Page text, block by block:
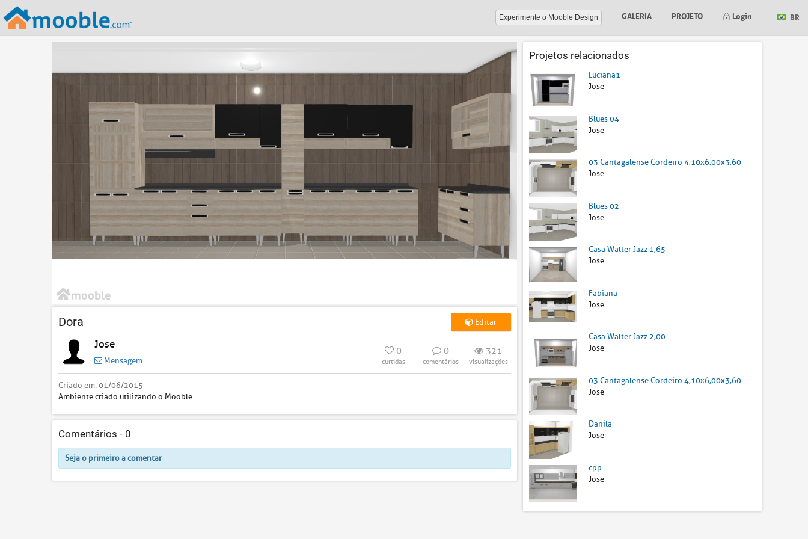
Experimente o Mooble Design GALERIA PROJETO Login BR
Dora Editar
Jose
Mensagem
0
curtidas
0
comentários
321
visualizações
Criado em:01/06/2015
Ambiente criado utilizando o Mooble
Comentários - 0
Seja o primeiro a comentar
Projetos relacionados
Luciana1
Jose
Blues 04
Jose
03 Cantagalense Cordeiro 4,10x6,00x3,60
Jose
Blues 02
Jose
Casa Walter Jazz 1,65
Jose
Fabiana
Jose
Casa Walter Jazz 2,00
Jose
03 Cantagalense Cordeiro 4,10x6,00x3,60
Jose
Danila
Jose
cpp
Jose